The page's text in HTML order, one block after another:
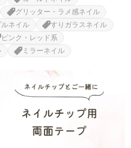
グリッター・ラメ感ネイル
ネイル
すりガラスネイル
ピンク・レッド系
ミラーネイル